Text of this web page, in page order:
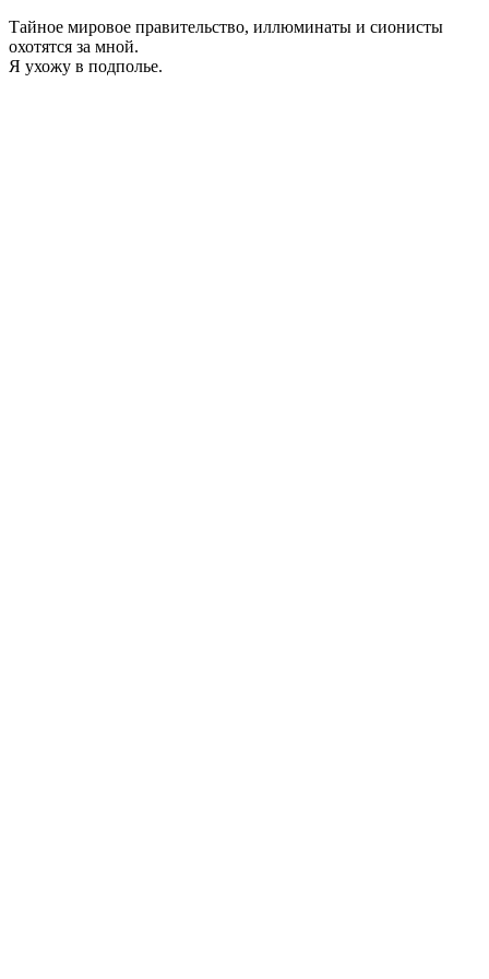
Тайное мировое правительство, иллюминаты и сионисты
охотятся за мной.
Я ухожу в подполье.